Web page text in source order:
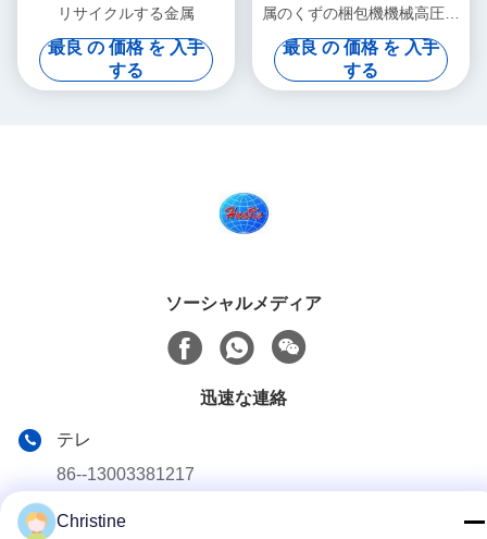
リサイクルする金属
最良 の 価格 を 入手
する
属のくずの梱包機機械高圧の
高密度
最良 の 価格 を 入手
する
ソーシャルメディア
迅速な連絡
テレ
86--13003381217
電子メール
Christine